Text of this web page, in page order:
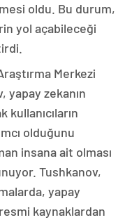
oldu. Bu durum,
yol açabileceği
Merkezi
yapay zekanın
olduğunu
insana ait olması
Tushkanov,
yapay
kaynaklardan